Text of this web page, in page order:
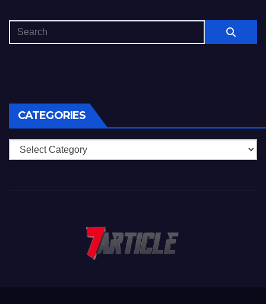
CATEGORIES
Categories